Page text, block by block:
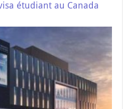
étudiant au Canada